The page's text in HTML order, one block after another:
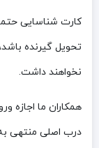
کارت شناسایی
تحویل گیرنده
نخواهند داشت.
همکاران ما اجازه
درب اصلی منتهی